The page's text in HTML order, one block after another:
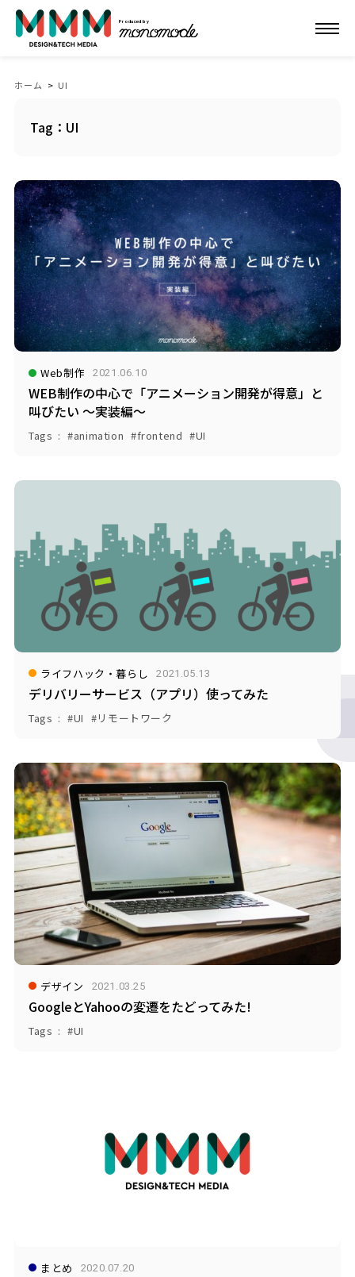
Produced by
ホーム > UI
Tag：UI
Web制作 2021.06.10
WEB制作の中心で「アニメーション開発が得意」と
叫びたい ～実装編～
Tags animation frontend UI
ライフハック・暮らし 2021.05.13
デリバリーサービス（アプリ）使ってみた
Tags UI リモートワーク
デザイン 2021.03.25
GoogleとYahooの変遷をたどってみた!
Tags UI
まとめ 2020.07.20